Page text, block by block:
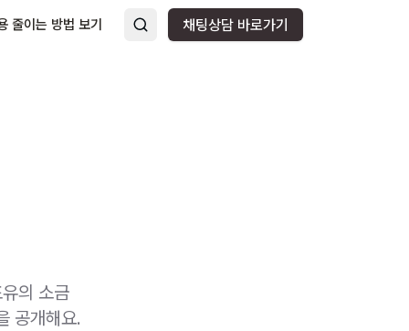
줄이는 방법 보기 채팅상담 바로가기
의 소금
공개해요.